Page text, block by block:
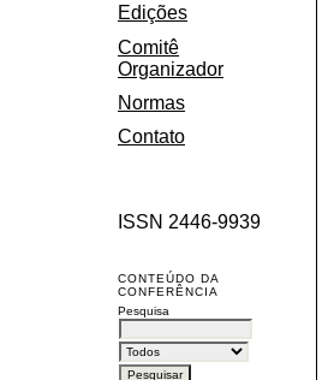
Edições
Comitê
Organizador
Normas
Contato
ISSN 2446-9939
CONTEÚDO DA
CONFERÊNCIA
Pesquisa